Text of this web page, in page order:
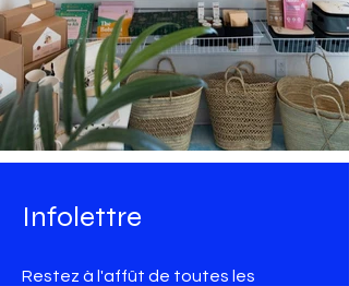
Infolettre
Restez à l'affût de toutes les